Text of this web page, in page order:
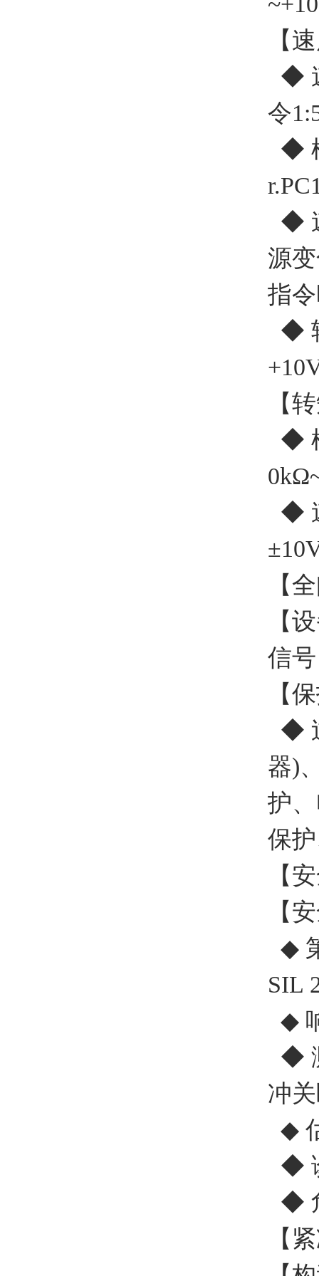
【
◆
令
◆
◆
源
指
◆
【
◆
◆
【
【
信号
【
◆
器)
护
保
【
【
◆
◆
◆
冲
◆
◆
◆
【